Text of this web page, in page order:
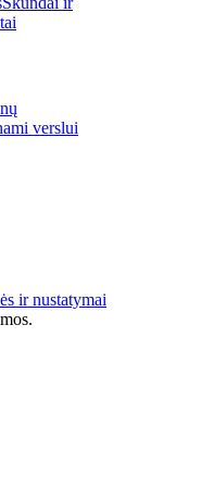
verslui
ir nustatymai